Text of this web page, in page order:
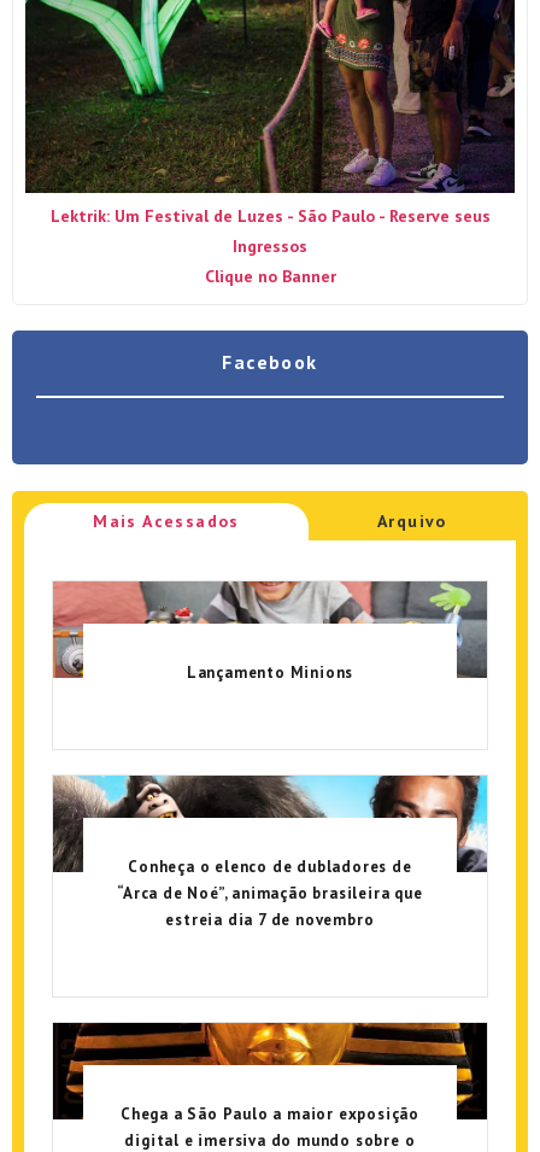
Lektrik: Um Festival de Luzes - São Paulo - Reserve seus
Ingressos
Clique no Banner
Facebook
Mais Acessados Arquivo
Lançamento Minions
Conheça o elenco de dubladores de
“Arca de Noé”, animação brasileira que
estreia dia 7 de novembro
Chega a São Paulo a maior exposição
digital e imersiva do mundo sobre o